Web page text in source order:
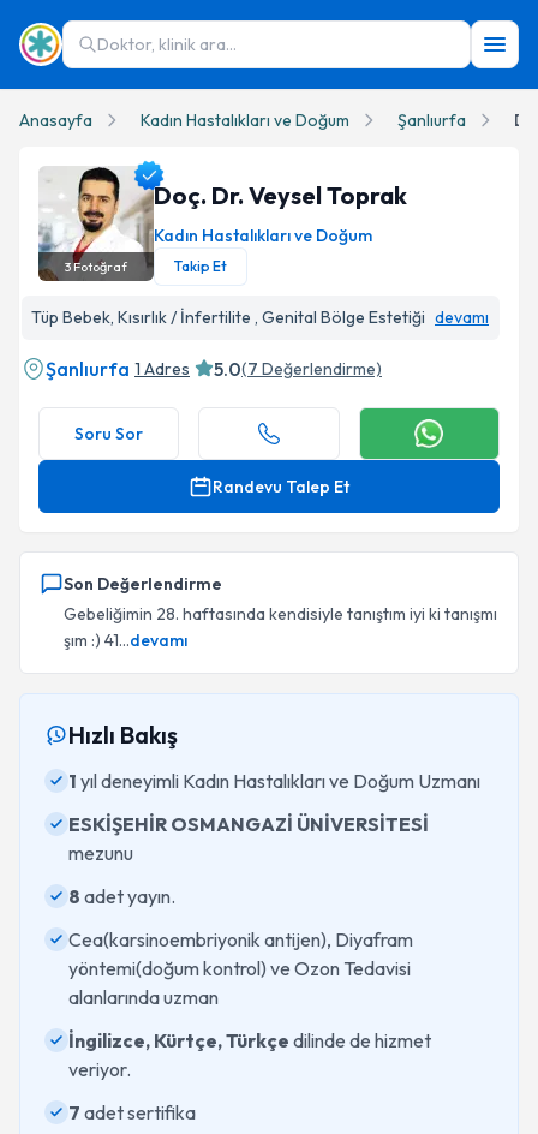
Doktor, klinik ara...
Anasayfa Kadın Hastalıkları ve Doğum Şanlıurfa
3Fotoğraf
Doç. Dr. Veysel Toprak
Kadın Hastalıkları ve Doğum
Takip Et
Tüp Bebek, Kısırlık / İnfertilite , Genital Bölge Estetiği devamı
Şanlıurfa 1 Adres 5.0(7 Değerlendirme)
Soru Sor
Randevu Talep Et
Son Değerlendirme
Gebeliğimin 28. haftasında kendisiyle tanıştım iyi ki tanışmı
şım :) 41...devamı
Hızlı Bakış
1 yıl deneyimli Kadın Hastalıkları ve Doğum Uzmanı
ESKİŞEHİR OSMANGAZİ ÜNİVERSİTESİ
mezunu
8 adet yayın.
Cea(karsinoembriyonik antijen), Diyafram
yöntemi(doğum kontrol) ve Ozon Tedavisi
alanlarında uzman
İngilizce, Kürtçe, Türkçe dilinde de hizmet
veriyor.
7 adet sertifika